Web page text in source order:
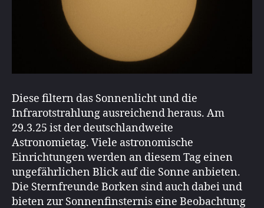
Diese filtern das Sonnenlicht und die
Infrarotstrahlung ausreichend heraus. Am
29.3.25 ist der deutschlandweite
Astronomietag. Viele astronomische
Einrichtungen werden an diesem Tag einen
ungefährlichen Blick auf die Sonne anbieten.
Die Sternfreunde Borken sind auch dabei und
bieten zur Sonnenfinsternis eine Beobachtung